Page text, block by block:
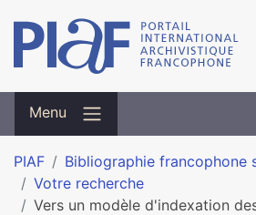
Menu
PIAF
Bibliographie francophone
Votre recherche
Vers un modèle d'indexation